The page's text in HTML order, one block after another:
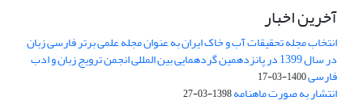
آخرین اخبار
انتخاب مجله تحقیقات آب و خاک ایران به عنوان مجله علمی برتر فارسی زبان
در سال 1399 در پانزدهمین گردهمایی بین المللی انجمن ترویج زبان و ادب
فارسی1400-03-17
انتشار به صورت ماهنامه1398-03-27